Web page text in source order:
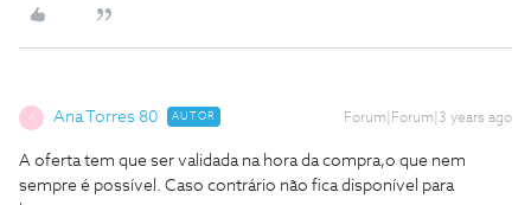
A Ana Torres 80 AUTOR Forum|Forum|3 years ago
A oferta tem que ser validada na hora da compra,o que nem
sempre é possível. Caso contrário não fica disponível para